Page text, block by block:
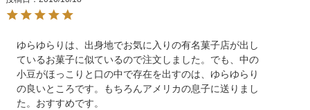
ゆらゆらりは、出身地でお気に入りの有名菓子店が出し
ているお菓子に似ているので注文しました。でも、中の
小豆がほっこりと口の中で存在を出すのは、ゆらゆらり
の良いところです。もちろんアメリカの息子に送りまし
た。おすすめです。